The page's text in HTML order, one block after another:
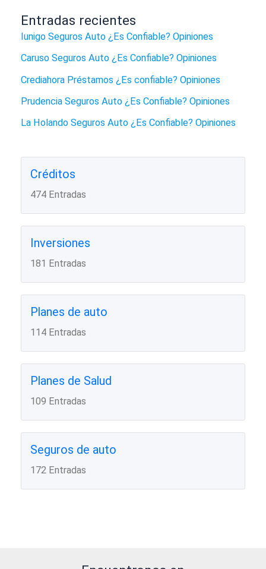
Entradas recientes
Iunigo Seguros Auto ¿Es Confiable? Opiniones
Caruso Seguros Auto ¿Es Confiable? Opiniones
Crediahora Préstamos ¿Es confiable? Opiniones
Prudencia Seguros Auto ¿Es Confiable? Opiniones
La Holando Seguros Auto ¿Es Confiable? Opiniones
Créditos
474 Entradas
Inversiones
181 Entradas
Planes de auto
114 Entradas
Planes de Salud
109 Entradas
Seguros de auto
172 Entradas